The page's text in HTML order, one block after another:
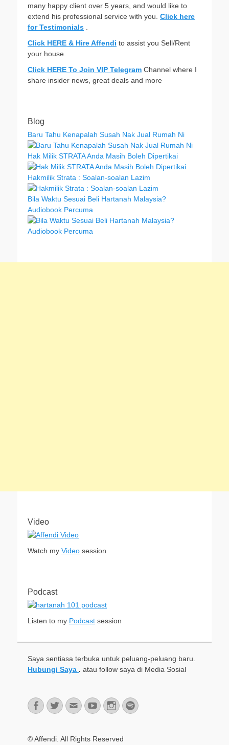
many happy client over 5 years, and would like to
extend his professional service with you. Click here
for Testimonials .
Click HERE & Hire Affendi to assist you Sell/Rent
your house.
Click HERE To Join VIP Telegram Channel where I
share insider news, great deals and more
Blog
Baru Tahu Kenapalah Susah Nak Jual Rumah Ni
Hak Milik STRATA Anda Masih Boleh Dipertikai
Hakmilik Strata : Soalan-soalan Lazim
Bila Waktu Sesuai Beli Hartanah Malaysia?
Audiobook Percuma
Video
Watch my Video session
Podcast
Listen to my Podcast session
Saya sentiasa terbuka untuk peluang-peluang baru.
Hubungi Saya . atau follow saya di Media Sosial
Facebook
TwitterEmailYouTubeInstagram
Spotify
© Affendi. All Rights Reserved